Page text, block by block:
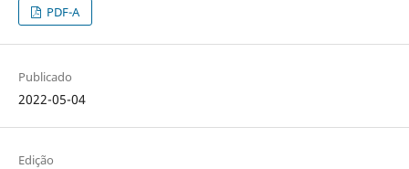
PDF-A
Publicado
2022-05-04
Edição